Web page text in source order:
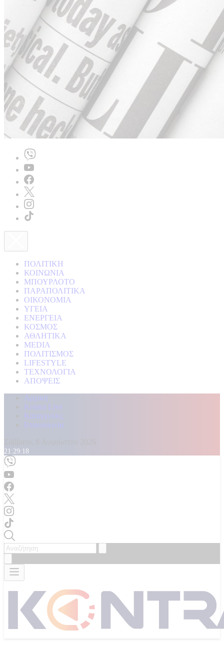
ΠΟΛΙΤΙΚΗ
ΚΟΙΝΩΝΙΑ
ΜΠΟΥΡΛΟΤΟ
ΠΑΡΑΠΟΛΙΤΙΚΑ
ΟΙΚΟΝΟΜΙΑ
ΥΓΕΙΑ
ΕΝΕΡΓΕΙΑ
ΚΟΣΜΟΣ
ΑΘΛΗΤΙΚΑ
MEDIA
ΠΟΛΙΤΙΣΜΟΣ
LIFESTYLE
ΤΕΧΝΟΛΟΓΙΑ
ΑΠΟΨΕΙΣ
Αρχική
Kontra Live
Καταγγελίες
Επικοινωνία
21:29:21